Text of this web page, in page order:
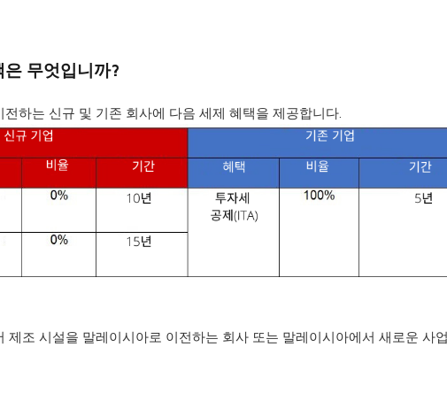
무엇입니까?
하는 신규 및 기존 회사에 다음 세제 혜택을 제공합니다.
제조 시설을 말레이시아로 이전하는 회사 또는 말레이시아에서 새로운